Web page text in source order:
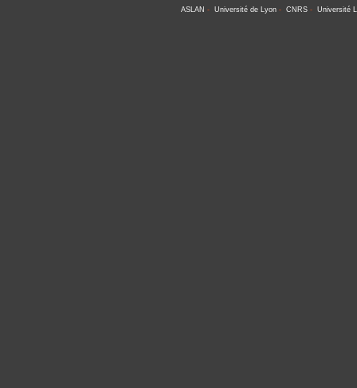
ASLAN - Université de Lyon- CNRS- Université